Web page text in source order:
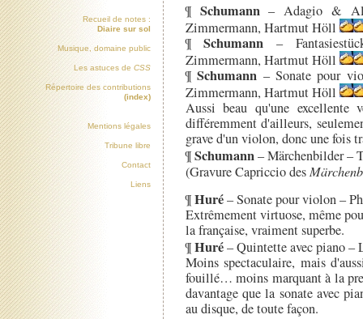
¶ Schumann– Adagio &
Zimmermann, Hartmut Höll
¶Schumann –
Zimmermann, Hartmut Höll
¶Schumann – Sonate pour
Zimmermann, Hartmut Höll
Aussi beau qu'une
différemment d'ailleurs,
grave d'un violon, donc une fois
¶Schumann– Märchenbilder –
(Gravure Capriccio des
¶Huré– Sonate pour violon –
Extrêmement virtuose, même
la française, vraiment superbe.
¶Huré– Quintette avec piano –
Moins spectaculaire, mais
fouillé… moins marquant à la
davantage que la sonate avec
au disque, de toute façon.
Recueil de notes :
Diaire sur sol
Musique, domaine public
Les astuces de CSS
Répertoire des contributions
(index)
Mentions légales
Tribune libre
Contact
Liens